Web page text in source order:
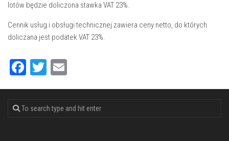
lotów będzie doliczona stawka VAT 23%.
Cennik usług i obsługi technicznej zawiera ceny netto, do których
doliczana jest podatek VAT 23%.
Facebook
Twitter